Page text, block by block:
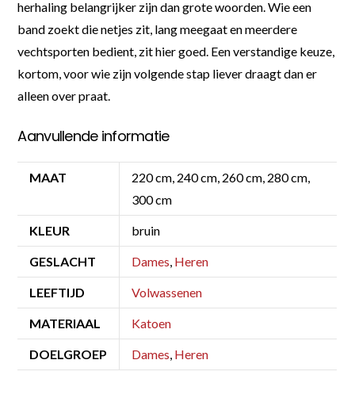
herhaling belangrijker zijn dan grote woorden. Wie een
band zoekt die netjes zit, lang meegaat en meerdere
vechtsporten bedient, zit hier goed. Een verstandige keuze,
kortom, voor wie zijn volgende stap liever draagt dan er
alleen over praat.
Aanvullende informatie
MAAT
220 cm, 240 cm, 260 cm, 280 cm,
300 cm
KLEUR bruin
GESLACHT Dames, Heren
LEEFTIJD Volwassenen
MATERIAAL Katoen
DOELGROEP Dames, Heren